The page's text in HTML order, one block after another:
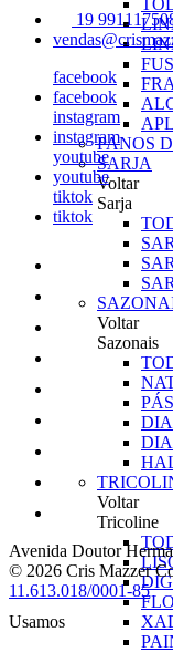
PANOS
SARJA
Voltar
Sarja
Voltar
Sazonais
DIA
Voltar
Tricoline
19
facebook
facebook
instagram
instagram
youtube
youtube
tiktok
tiktok
Avenida Doutor
© 2026 Cris Mazzer
11.613.018/0001-85
Usamos